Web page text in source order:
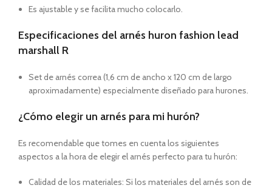
Es ajustable y se facilita mucho colocarlo.
Especificaciones del arnés huron fashion lead
marshall R
Set de arnés correa (1,6 cm de ancho x 120 cm de largo
aproximadamente) especialmente diseñado para hurones.
¿Cómo elegir un arnés para mi hurón?
Es recomendable que tomes en cuenta los siguientes
aspectos a la hora de elegir el arnés perfecto para tu hurón:
Calidad de los materiales: Si los materiales del arnés son de